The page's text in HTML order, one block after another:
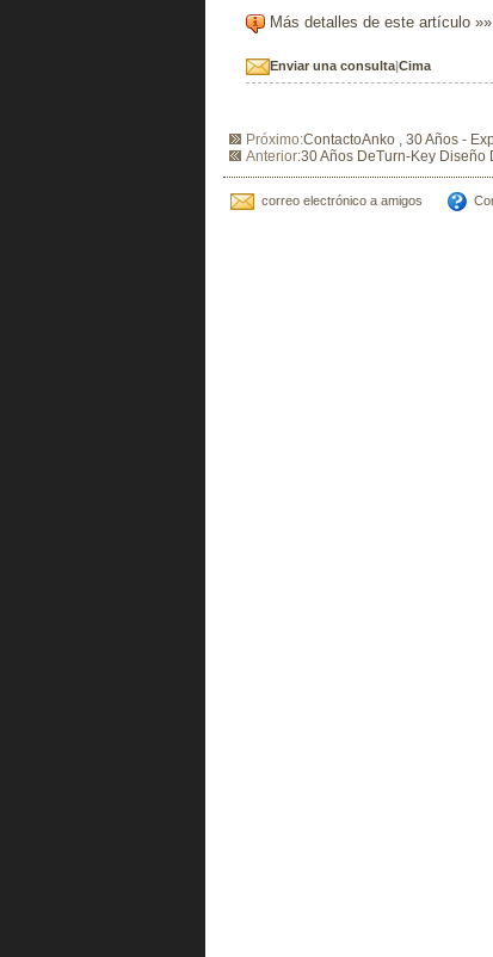
Más detalles de este artículo »»
Enviar una consulta|Cima
Próximo:ContactoAnko , 30 Años -
Anterior:30 Años DeTurn-Key Diseño
correo electrónico a amigos